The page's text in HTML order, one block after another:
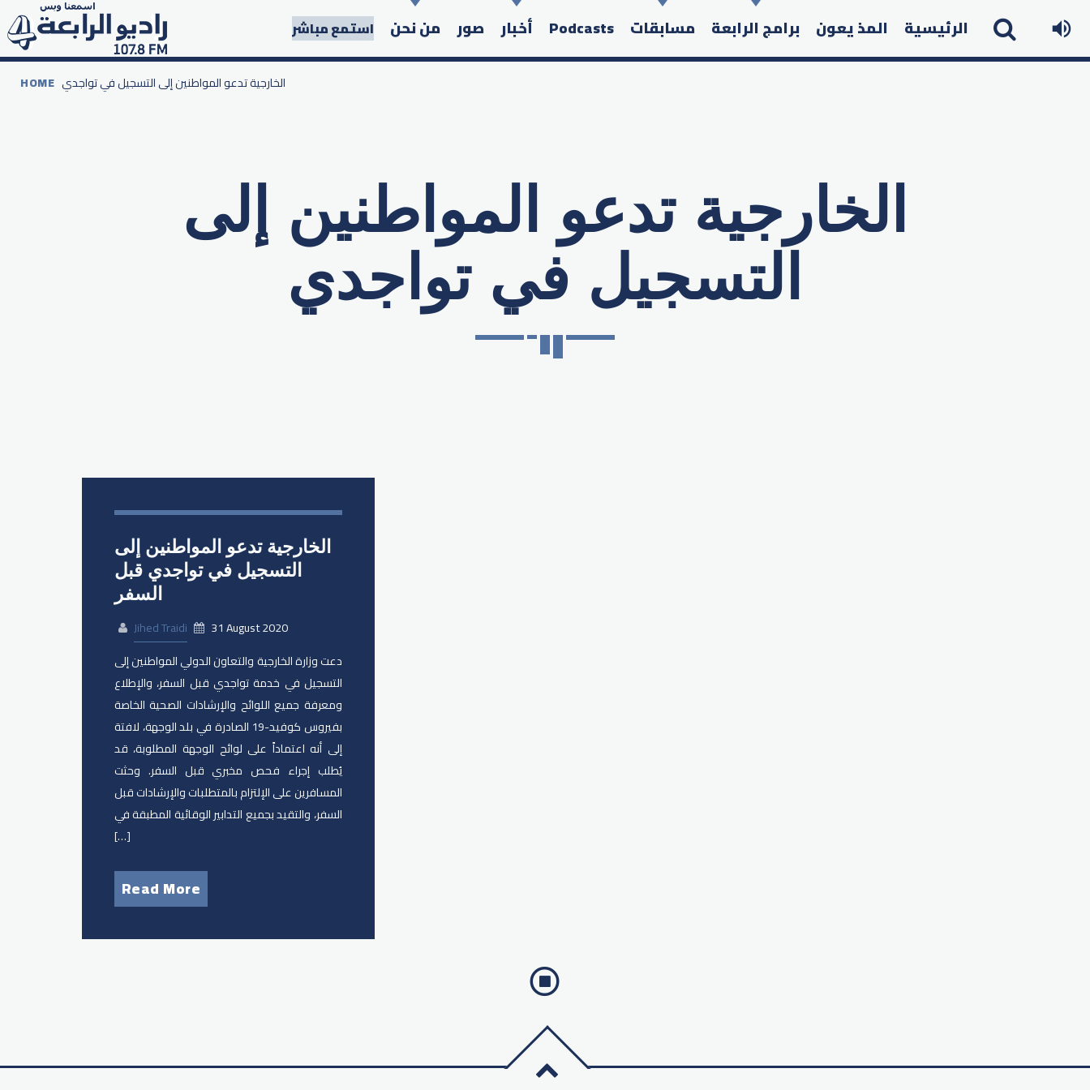
الرئيسية المذ يعون برامج الرابعة مسابقات Podcasts أخبار صور من نحن استمع مباشر
Search in the website:
HOME الخارجية تدعو المواطنين إلى التسجيل في تواجدي
الخارجية تدعو المواطنين إلى
التسجيل في تواجدي
الخارجية تدعو المواطنين إلى
التسجيل في تواجدي قبل
السفر
Jihed Traidi
31 August 2020
دعت وزارة الخارجية والتعاون الدولي المواطنين إلى
التسجيل في خدمة تواجدي قبل السفر، والإطلاع
ومعرفة جميع اللوائح والإرشادات الصحية الخاصة
بفيروس كوفيد-19 الصادرة في بلد الوجهة، لافتة
إلى أنه اعتماداً على لوائح الوجهة المطلوبة، قد
يُطلب إجراء فحص مخبري قبل السفر. وحثت
المسافرين على الإلتزام بالمتطلبات والإرشادات قبل
السفر، والتقيد بجميع التدابير الوقائية المطبقة في
[…]
Read More